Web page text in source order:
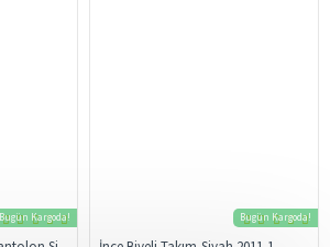
Bugün Kargoda! Bugün Kargoda!